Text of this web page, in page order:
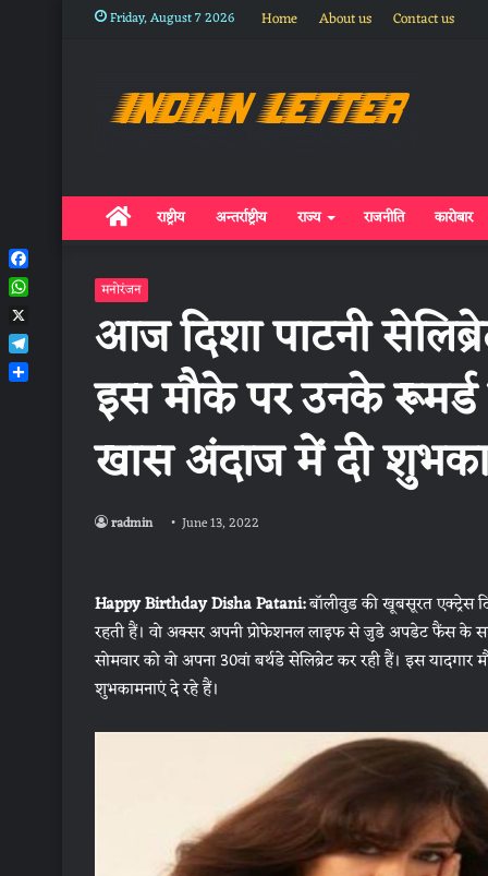
Friday, August 7 2026 Home About us Contact us
Homeराष्ट्रीय अन्तर्राष्ट्रीय राज्य राजनीति कारोबार
मनोरंजन
आज दिशा पाटनी
इस मौके पर उनके रूमर्ड
खास अंदाज में दी
radmin June 13, 2022
Happy Birthday Disha Patani:बॉलीवुड की खूबसूरत एक्ट्रेस
रहती हैं। वो अक्सर अपनी प्रोफेशनल लाइफ से जुडे अपडेट फैंस के
सोमवार को वो अपना 30वां बर्थडे सेलिब्रेट कर रही हैं। इस
शुभकामनाएं दे रहे हैं।
Facebook
WhatsApp
X
Telegram